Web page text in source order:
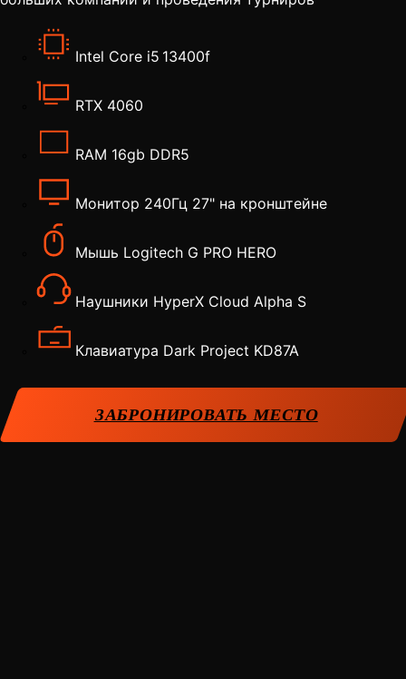
Intel Core i5 13400f
RTX 4060
RAM 16gb DDR5
Монитор 240Гц 27" на кронштейне
Мышь Logitech G PRO HERO
Наушники HyperX Cloud Alpha S
Клавиатура Dark Project KD87A
ЗАБРОНИРОВАТЬ МЕСТО